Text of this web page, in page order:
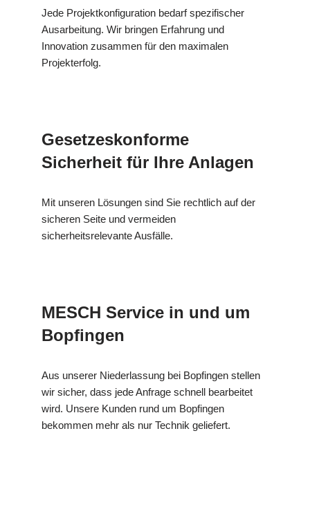
Jede Projektkonfiguration bedarf spezifischer
Ausarbeitung. Wir bringen Erfahrung und
Innovation zusammen für den maximalen
Projekterfolg.
Gesetzeskonforme
Sicherheit für Ihre Anlagen
Mit unseren Lösungen sind Sie rechtlich auf der
sicheren Seite und vermeiden
sicherheitsrelevante Ausfälle.
MESCH Service in und um
Bopfingen
Aus unserer Niederlassung bei Bopfingen stellen
wir sicher, dass jede Anfrage schnell bearbeitet
wird. Unsere Kunden rund um Bopfingen
bekommen mehr als nur Technik geliefert.